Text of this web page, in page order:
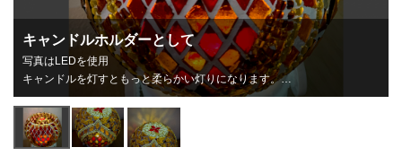
キャンドルホルダーとして
写真はLEDを使用
キャンドルを灯すともっと柔らかい灯りになります。
人気の真珠貝デザイン